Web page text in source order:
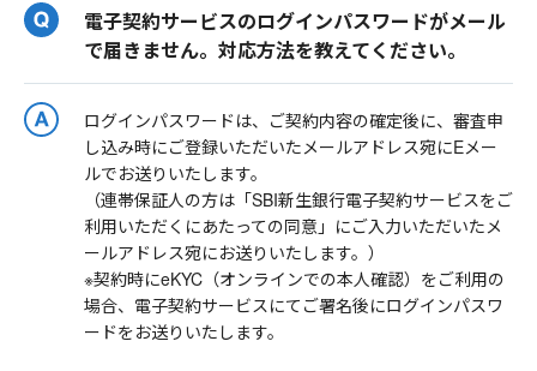
電子契約サービスのログインパスワードがメール
で届きません。対応方法を教えてください。
ログインパスワードは、ご契約内容の確定後に、審査申
し込み時にご登録いただいたメールアドレス宛にEメー
ルでお送りいたします。
（連帯保証人の方は「SBI新生銀行電子契約サービスをご
利用いただくにあたっての同意」にご入力いただいたメ
ールアドレス宛にお送りいたします。）
※契約時にeKYC（オンラインでの本人確認）をご利用の
場合、電子契約サービスにてご署名後にログインパスワ
ードをお送りいたします。